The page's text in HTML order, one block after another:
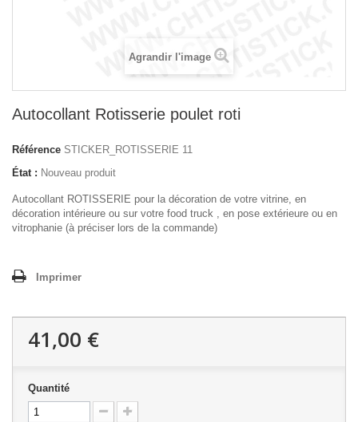
Agrandir l'image
Autocollant Rotisserie poulet roti
Référence STICKER_ROTISSERIE 11
État : Nouveau produit
Autocollant ROTISSERIE pour la décoration de votre vitrine, en
décoration intérieure ou sur votre food truck , en pose extérieure ou en
vitrophanie (à préciser lors de la commande)
Imprimer
41,00 €
Quantité